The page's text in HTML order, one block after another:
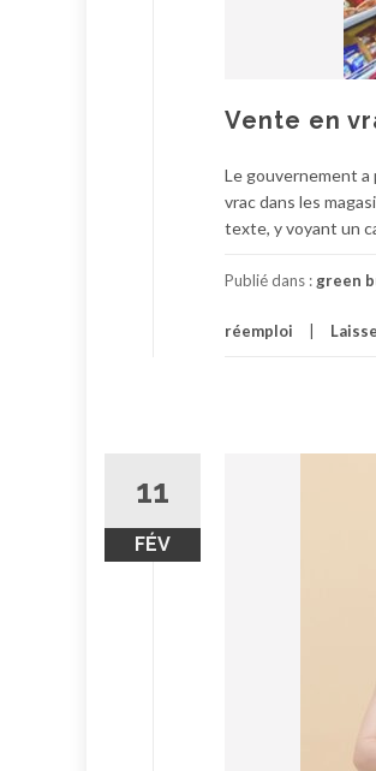
Vente en
Le gouvernement
vrac dans les
texte, y voyant un
Publié dans : green
réemploi
11
FÉV